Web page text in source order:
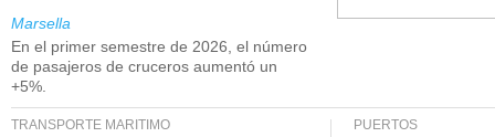
Marsella
En el primer semestre de 2026, el número
de pasajeros de cruceros aumentó un
+5%.
TRANSPORTE MARÍTIMO PUERTOS